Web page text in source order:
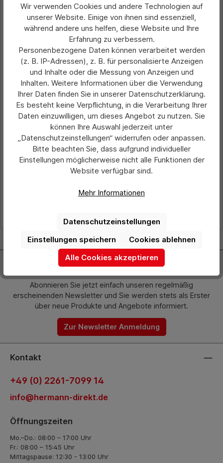
Durchschnittliche Bewertung von 0 von 5 Sternen
Kunststoff-Gewindestück
Preis pro Stück:
1,50 €*
Preise exkl. MwSt. zzgl. Versandkosten
Newsletter
Abonnieren Sie jetzt einfach unseren regelmäßig
erscheinenden Newsletter und Sie werden stets als Erster
über neue Produkte und Angebote informiert.
Zur Newsletter Anmeldung
Kontakt
+49 (0) 2261-7099 14
info@hermann-direkt.de
Öffnungszeiten
Mo.–Do.: 08:00 – 17:00 Uhr
Fr.: 08:00 – 15:45 Uhr
Mittagspause: 12:30 - 13:00 Uhr
Wir verwenden Cookies und andere Technologien auf
unserer Website. Einige von ihnen sind essenziell,
während andere uns helfen, diese Website und Ihre
Erfahrung zu verbessern.
Personenbezogene Daten können verarbeitet werden
(z. B. IP-Adressen), z. B. für personalisierte Anzeigen
und Inhalte oder die Messung von Anzeigen und
Inhalten. Weitere Informationen über die Verwendung
Ihrer Daten finden Sie in unserer Datenschutzerklärung.
Es besteht keine Verpflichtung, in die Verarbeitung Ihrer
Daten einzuwilligen, um dieses Angebot zu nutzen. Sie
können Ihre Auswahl jederzeit unter
„Datenschutzeinstellungen“ widerrufen oder anpassen.
Bitte beachten Sie, dass aufgrund individueller
Einstellungen möglicherweise nicht alle Funktionen der
Website verfügbar sind.
Mehr Informationen
Datenschutzeinstellungen
Cookies ablehnen
Einstellungen speichern
Alle Cookies akzeptieren